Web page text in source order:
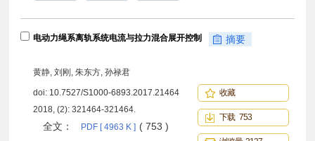
电动力绳系离轨系统电流与拉力混合展开控制 摘要
黄静, 刘刚, 朱东方, 孙禄君
doi: 10.7527/S1000-6893.2017.21464
2018, (2): 321464-321464.
全文： PDF [ 4963 K ] ( 753 )
收藏
下载 753